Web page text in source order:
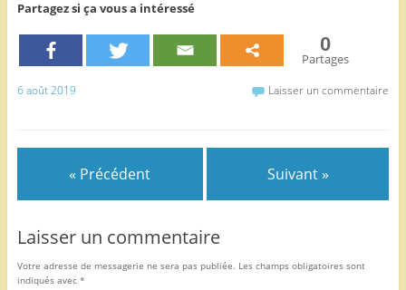
c
e
b
o
itt
er
ai
l
ta
Partagez si ça vous a intéressé
0
Partages
6 août 2019 Laisser un commentaire
« Précédent Suivant »
Laisser un commentaire
Votre adresse de messagerie ne sera pas publiée. Les champs obligatoires sont
indiqués avec *